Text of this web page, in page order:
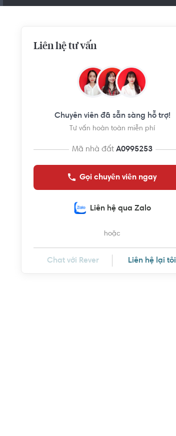
Liên hệ tư vấn
Chuyên viên đã sẵn sàng hỗ trợ!
Tư vấn hoàn toàn miễn phí
Mã nhà đất A0995253
Gọi chuyên viên ngay
Liên hệ qua Zalo
hoặc
Chat với Rever Liên hệ lại tôi